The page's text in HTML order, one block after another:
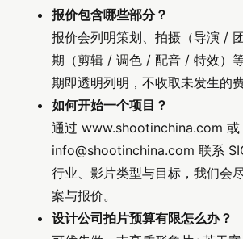
报价包含哪些部分？
报价会列明策划、拍摄（导演 /
期（剪辑 / 调色 / 配音 / 特效）
期即透明列明，不收取未发生的费
如何开始一个项目？
通过 www.shootinchina.com 或
info@shootinchina.com 联系
行业、影片类型与目标，我们会
案与报价。
设计公司拍片预算有限怎么办？